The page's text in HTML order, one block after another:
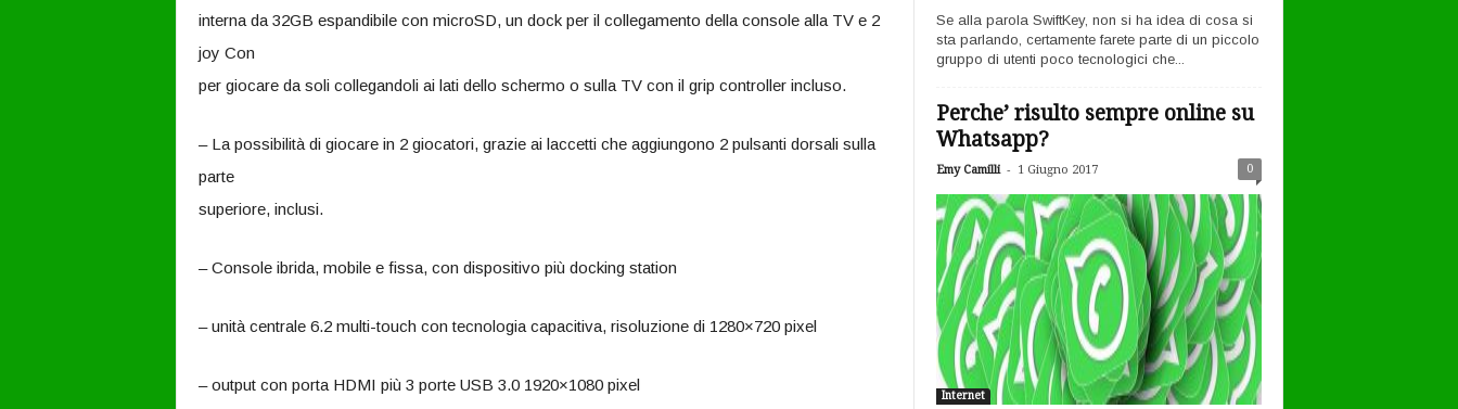
interna da 32GB espandibile con microSD, un dock per il collegamento della console alla TV e 2
joy Con
per giocare da soli collegandoli ai lati dello schermo o sulla TV con il grip controller incluso.
– La possibilità di giocare in 2 giocatori, grazie ai laccetti che aggiungono 2 pulsanti dorsali sulla
parte
superiore, inclusi.
– Console ibrida, mobile e fissa, con dispositivo più docking station
– unità centrale 6.2 multi-touch con tecnologia capacitiva, risoluzione di 1280×720 pixel
– output con porta HDMI più 3 porte USB 3.0 1920×1080 pixel
Se alla parola SwiftKey, non si ha idea di cosa si
sta parlando, certamente farete parte di un piccolo
gruppo di utenti poco tecnologici che...
Perche’ risulto sempre online su
Whatsapp?
Emy Camilli - 1 Giugno 2017 0
Internet